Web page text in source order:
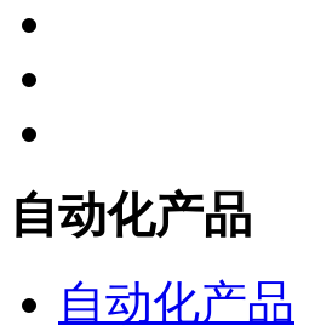
自动化产品
自动化产品